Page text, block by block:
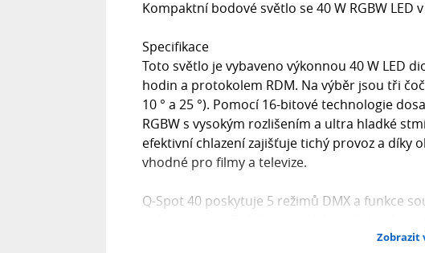
Kompaktní bodové světlo se 40 W RGBW LED
Specifikace
Toto světlo je vybaveno výkonnou 40 W LED
hodin a protokolem RDM. Na výběr jsou tři
10 ° a 25 °). Pomocí 16-bitové technologie
RGBW s vysokým rozlišením a ultra hladké
efektivní chlazení zajišťuje tichý provoz a díky
vhodné pro filmy a televize.
Q-Spot 40 poskytuje 5 režimů DMX a funkce
čtyřmi tlačítky pro snadnou konfiguraci.Zobrazit